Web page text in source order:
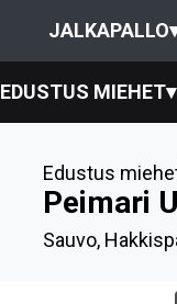
JALKAPALLO
EDUSTUS MIEHET▾
Edustus
Peimari
Sauvo,